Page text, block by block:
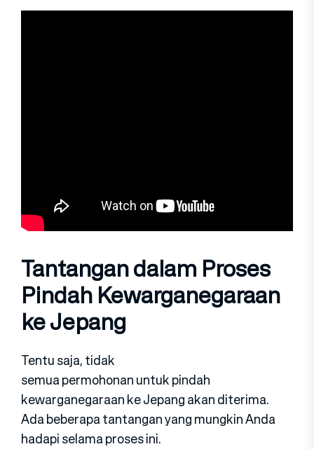
Tantangan dalam Proses
Pindah Kewarganegaraan
ke Jepang
Tentu saja, tidak
semua permohonan untuk pindah
kewarganegaraan ke Jepang akan diterima.
Ada beberapa tantangan yang mungkin Anda
hadapi selama proses ini.